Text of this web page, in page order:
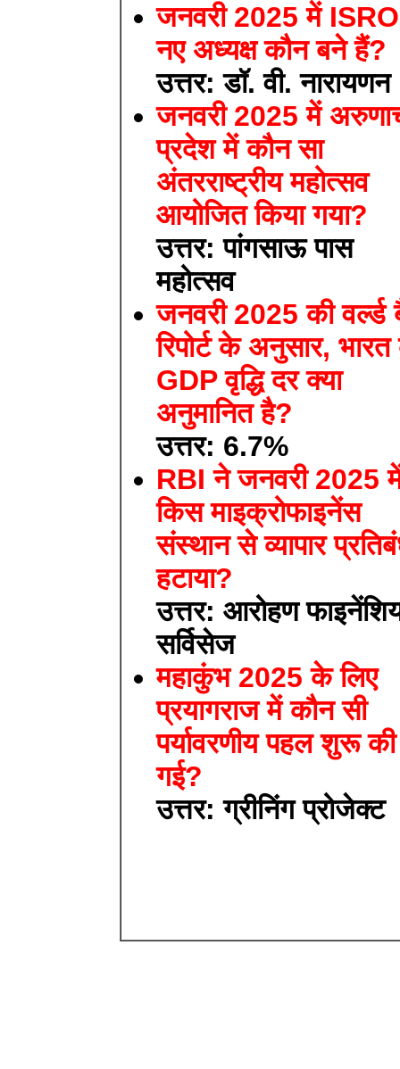
जनवरी 2025 में
नए अध्यक्ष कौन बने हैं?
उत्तर: डॉ. वी. नारायणन
जनवरी 2025 में
प्रदेश में कौन सा
अंतरराष्ट्रीय महोत्सव
आयोजित किया गया?
उत्तर: पांगसाऊ पास
महोत्सव
जनवरी 2025 की
रिपोर्ट के अनुसार, भारत
GDP वृद्धि दर क्या
अनुमानित है?
उत्तर: 6.7%
RBI ने जनवरी 2025
किस माइक्रोफाइनेंस
संस्थान से व्यापार
हटाया?
उत्तर: आरोहण
सर्विसेज
महाकुंभ 2025 के लिए
प्रयागराज में कौन सी
पर्यावरणीय पहल शुरू की
गई?
उत्तर: ग्रीनिंग प्रोजेक्ट